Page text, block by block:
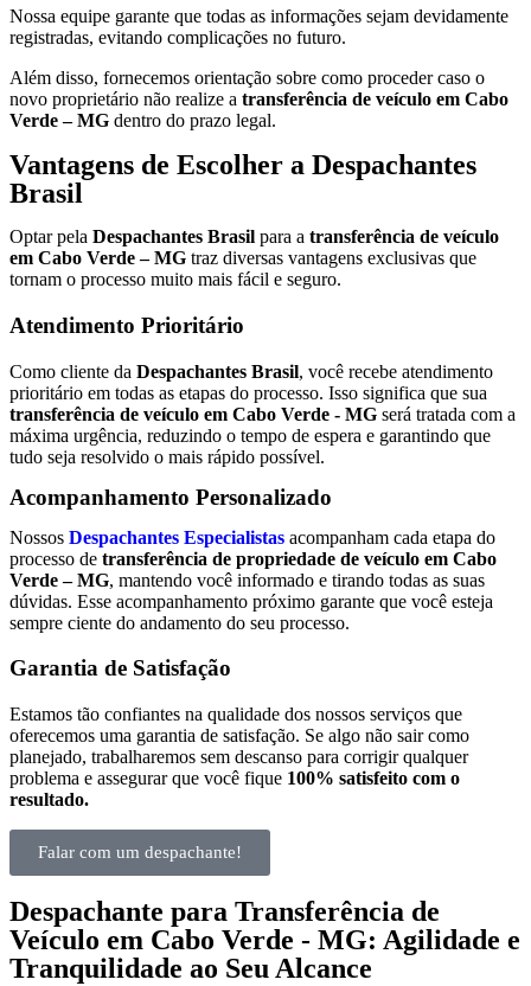
Nossa equipe garante que todas as informações sejam devidamente
registradas, evitando complicações no futuro.
Além disso, fornecemos orientação sobre como proceder caso o
novo proprietário não realize a transferência de veículo em Cabo
Verde – MG dentro do prazo legal.
Vantagens de Escolher a Despachantes
Brasil
Optar pela Despachantes Brasil para a transferência de veículo
em Cabo Verde – MG traz diversas vantagens exclusivas que
tornam o processo muito mais fácil e seguro.
Atendimento Prioritário
Como cliente da Despachantes Brasil, você recebe atendimento
prioritário em todas as etapas do processo. Isso significa que sua
transferência de veículo em Cabo Verde - MG será tratada com a
máxima urgência, reduzindo o tempo de espera e garantindo que
tudo seja resolvido o mais rápido possível.
Acompanhamento Personalizado
Nossos Despachantes Especialistas acompanham cada etapa do
processo de transferência de propriedade de veículo em Cabo
Verde – MG, mantendo você informado e tirando todas as suas
dúvidas. Esse acompanhamento próximo garante que você esteja
sempre ciente do andamento do seu processo.
Garantia de Satisfação
Estamos tão confiantes na qualidade dos nossos serviços que
oferecemos uma garantia de satisfação. Se algo não sair como
planejado, trabalharemos sem descanso para corrigir qualquer
problema e assegurar que você fique 100% satisfeito com o
resultado.
Falar com um despachante!
Despachante para Transferência de
Veículo em Cabo Verde - MG: Agilidade e
Tranquilidade ao Seu Alcance